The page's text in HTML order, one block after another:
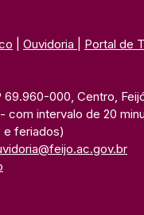
Ouvidoria Portal de
000, Centro,
- com intervalo de 20
e feriados)